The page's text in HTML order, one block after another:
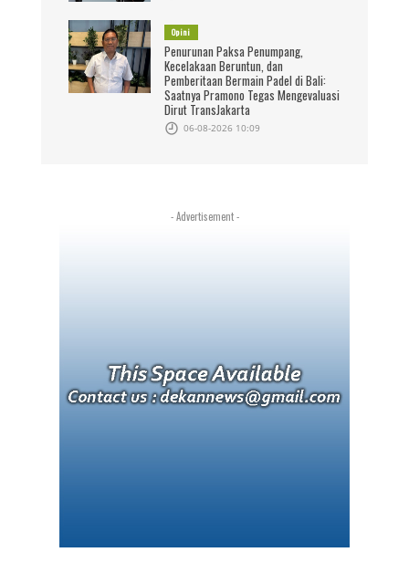
Opini
Penurunan Paksa Penumpang,
Kecelakaan Beruntun, dan
Pemberitaan Bermain Padel di Bali:
Saatnya Pramono Tegas Mengevaluasi
Dirut TransJakarta
06-08-2026 10:09
- Advertisement -